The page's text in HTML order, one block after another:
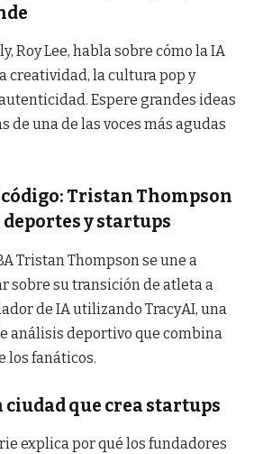
Roy Lee, habla sobre cómo la IA
creatividad, la cultura pop y
Espere grandes ideas
de una de las voces más agudas
código: Tristan Thompson
y startups
Tristan Thompson se une a
sobre su transición de atleta a
de IA utilizando TracyAI, una
análisis deportivo que combina
los fanáticos.
que crea startups
explica por qué los fundadores